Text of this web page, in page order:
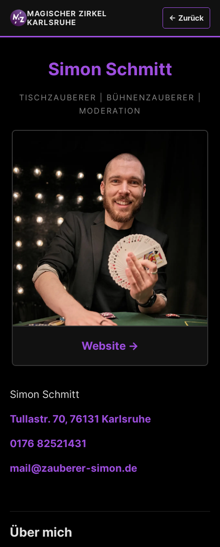
MAGISCHER ZIRKEL
KARLSRUHE
← Zurück
Website →
Simon Schmitt
TISCHZAUBERER | BÜHNENZAUBERER |
MODERATION
Simon Schmitt
Tullastr. 70, 76131 Karlsruhe
0176 82521431
mail@zauberer-simon.de
Über mich